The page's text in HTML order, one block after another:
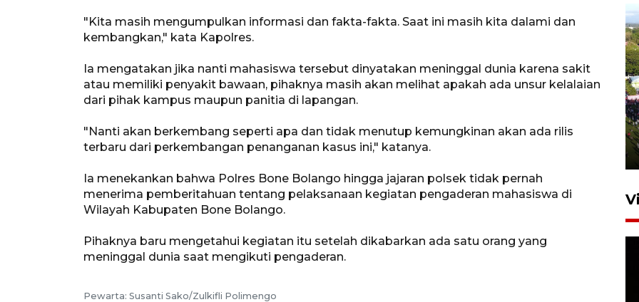
"Kita masih mengumpulkan informasi dan fakta-fakta. Saat ini masih kita dalami dan
kembangkan," kata Kapolres.
Ia mengatakan jika nanti mahasiswa tersebut dinyatakan meninggal dunia karena sakit
atau memiliki penyakit bawaan, pihaknya masih akan melihat apakah ada unsur kelalaian
dari pihak kampus maupun panitia di lapangan.
"Nanti akan berkembang seperti apa dan tidak menutup kemungkinan akan ada rilis
terbaru dari perkembangan penanganan kasus ini," katanya.
Ia menekankan bahwa Polres Bone Bolango hingga jajaran polsek tidak pernah
menerima pemberitahuan tentang pelaksanaan kegiatan pengaderan mahasiswa di
Wilayah Kabupaten Bone Bolango.
Pihaknya baru mengetahui kegiatan itu setelah dikabarkan ada satu orang yang
meninggal dunia saat mengikuti pengaderan.
Pewarta: Susanti Sako/Zulkifli Polimengo
GORONTALO
17 Agustus 2023 15:58